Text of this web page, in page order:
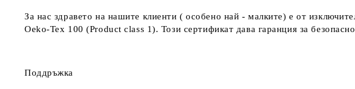
За нас здравето на нашите клиенти ( особено най - малките) е от
Oeko-Tex 100 (Product class 1). Този сертификат дава гаранция за
Поддръжка